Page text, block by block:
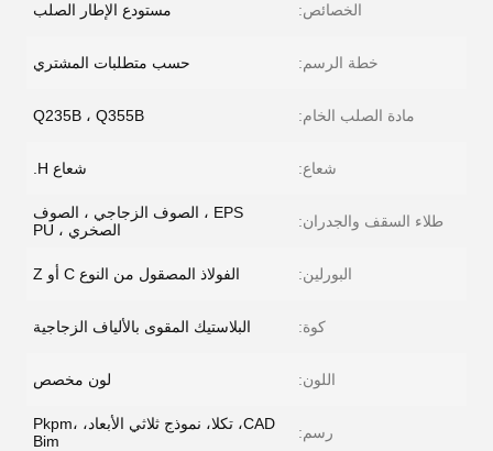
الخصائص: مستودع الإطار الصلب
خطة الرسم: حسب متطلبات المشتري
مادة الصلب الخام: Q235B ، Q355B
شعاع: شعاع H.
طلاء السقف والجدران:
EPS ، الصوف الزجاجي ، الصوف
الصخري ، PU
البورلين: الفولاذ المصقول من النوع C أو Z
كوة: البلاستيك المقوى بالألياف الزجاجية
اللون: لون مخصص
رسم:
CAD، تكلا، نموذج ثلاثي الأبعاد، Pkpm،
Bim